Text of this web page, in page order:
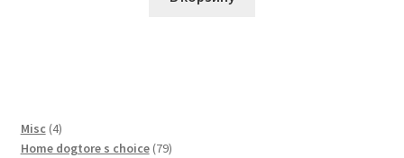
Misc 44
товара
Home dogtore s choice 7979